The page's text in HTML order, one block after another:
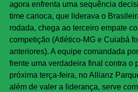
agora enfrenta uma sequência
time carioca, que liderava o
rodada, chega ao terceiro empate
competição (Atlético-MG e Cuiabá
anteriores). A equipe comandada
frente uma verdadeira final contra o
próxima terça-feira, no Allianz
além de valer a liderança, serve